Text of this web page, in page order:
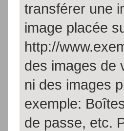
transférer une
image placée
http://
des images de
ni des images
exemple:
de passe, etc.